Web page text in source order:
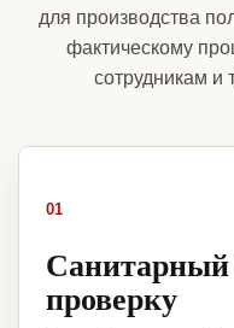
для производства
фактическому
сотрудникам и
01
Санитарный
проверку